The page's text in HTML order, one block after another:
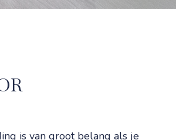
is van groot belang als je